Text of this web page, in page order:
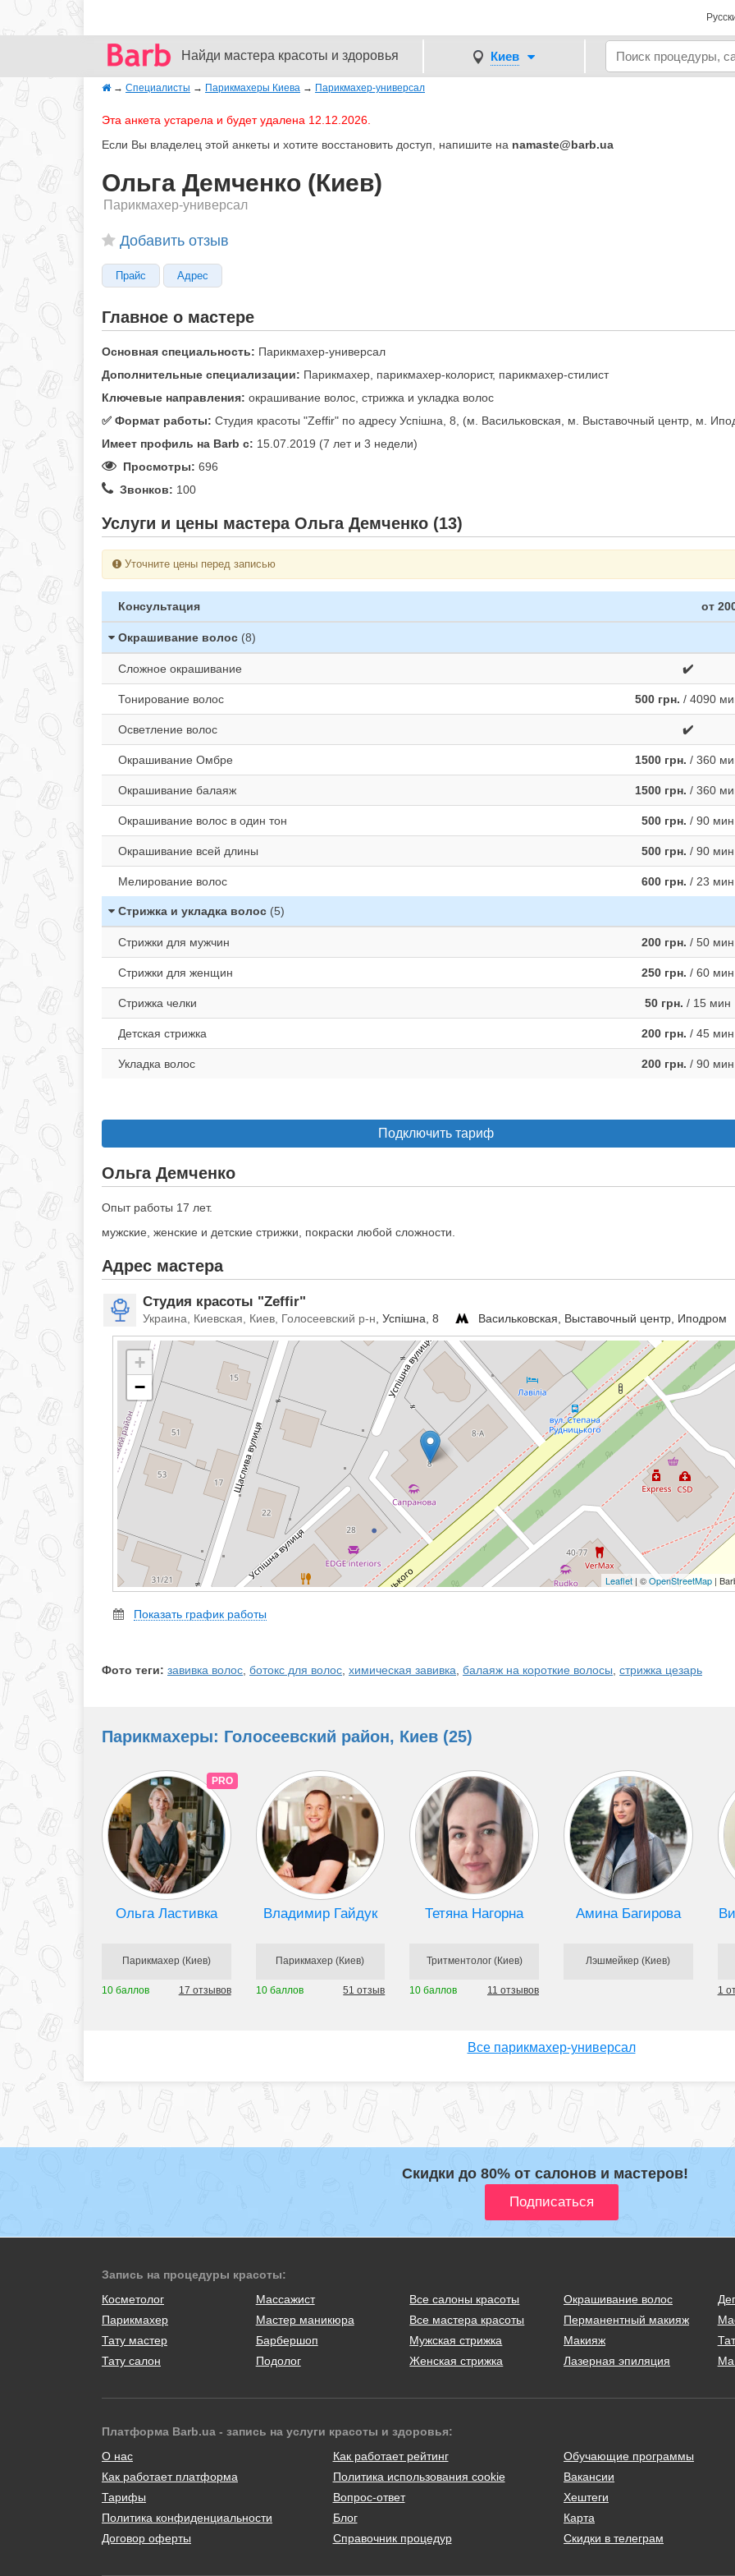
Найди мастера красоты и здоровья Киев
→ Специалисты → Парикмахеры Киева → Парикмахер-универсал
Эта анкета устарела и будет удалена 12.12.2026.
Если Вы владелец этой анкеты и хотите восстановить доступ, напишите на namaste@barb.ua
Ольга Демченко (Киев)
Парикмахер-универсал
Добавить отзыв
Прайс Адрес
Главное о мастере
Основная специальность: Парикмахер-универсал
Дополнительные специализации: Парикмахер, парикмахер-колорист, парикмахер-стилист
Ключевые направления: окрашивание волос, стрижка и укладка волос
✅️ Формат работы: Студия красоты "Zeffir" по адресу Успішна, 8, (м. Васильковская, м. Выставочный центр, м.
Имеет профиль на Barb c: 15.07.2019 (7 лет и 3 недели)
Просмотры: 696
Звонков: 100
Услуги и цены мастера Ольга Демченко (13)
Уточните цены перед записью
Консультация от
Окрашивание волос (8)
Сложное окрашивание ✔️
Тонирование волос 500 грн. / 4090
Осветление волос ✔️
Окрашивание Омбре 1500 грн. / 360
Окрашивание балаяж 1500 грн. / 360
Окрашивание волос в один тон 500 грн. / 90 мин
Окрашивание всей длины 500 грн. / 90 мин
Мелирование волос 600 грн. / 23 мин
Стрижка и укладка волос (5)
Стрижки для мужчин 200 грн. / 50 мин
Стрижки для женщин 250 грн. / 60 мин
Стрижка челки 50 грн. / 15 мин
Детская стрижка 200 грн. / 45 мин
Укладка волос 200 грн. / 90 мин
Подключить тариф
Ольга Демченко
Опыт работы 17 лет.
мужские, женские и детские стрижки, покраски любой сложности.
Адрес мастера
Студия красоты "Zeffir"
Украина, Киевская, Киев, Голосеевский р-н , Успішна, 8 Васильковская, Выставочный центр, Иподром
+
−
Leaflet | ©OpenStreetMap |
Показать график работы
Фото теги: завивка волос ботокс для волос химическая завивка балаяж на короткие волосы стрижка цезарь
Парикмахеры: Голосеевский район, Киев (25)
PRO
Ольга Ластивка
Парикмахер (Киев)
10 баллов 17 отзывов
Владимир Гайдук
Парикмахер (Киев)
10 баллов 51 отзыв
Тетяна Нагорна
Тритментолог (Киев)
10 баллов 11 отзывов
Амина Багирова
Лэшмейкер (Киев)
1
Все парикмахер-универсал
Скидки до 80% от салонов и мастеров!
Запись на процедуры красоты:
Косметолог
Массажист
Парикмахер
Мастер маникюра
Тату мастер
Барбершоп
Тату салон
Подолог
Все салоны красоты
Все мастера красоты
Мужская стрижка
Женская стрижка
Окрашивание волос
Перманентный макияж
Макияж
Лазерная эпиляция
Платформа Barb.ua - запись на услуги красоты и здоровья:
О нас
Как работает платформа
Тарифы
Политика конфиденциальности
Договор оферты
Как работает рейтинг
Политика использования cookie
Вопрос-ответ
Блог
Справочник процедур
Обучающие программы
Вакансии
Хештеги
Карта
Скидки в телеграм